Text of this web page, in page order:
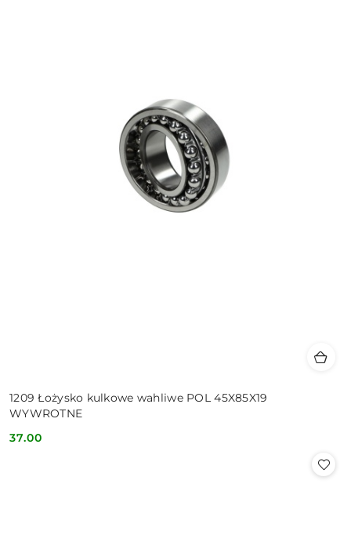
1209 Łożysko kulkowe wahliwe POL 45X85X19
WYWROTNE
Cena:
37.00